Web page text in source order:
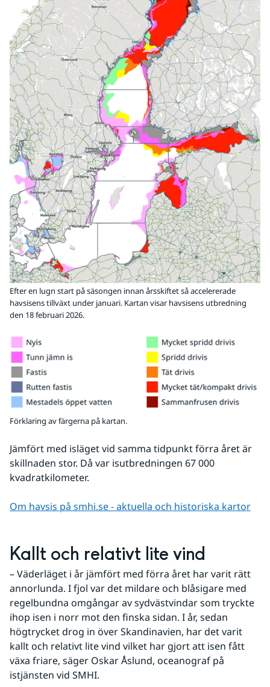
Efter en lugn start på säsongen innan årsskiftet så accelererade
havsisens tillväxt under januari. Kartan visar havsisens utbredning
den 18 februari 2026.
Förklaring av färgerna på kartan.
Jämfört med isläget vid samma tidpunkt förra året är
skillnaden stor. Då var isutbredningen 67 000
kvadratkilometer.
Om havsis på smhi.se - aktuella och historiska kartor
Kallt och relativt lite vind
– Väderläget i år jämfört med förra året har varit rätt
annorlunda. I fjol var det mildare och blåsigare med
regelbundna omgångar av sydvästvindar som tryckte
ihop isen i norr mot den finska sidan. I år, sedan
högtrycket drog in över Skandinavien, har det varit
kallt och relativt lite vind vilket har gjort att isen fått
växa friare, säger Oskar Åslund, oceanograf på
istjänsten vid SMHI.